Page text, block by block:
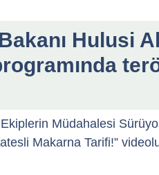
Hulusi
Ekiplerin Müdahalesi
Makarna Tarifi!”